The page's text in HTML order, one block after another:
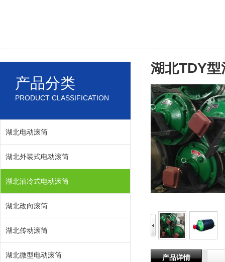
湖北TDY
产品详情
产品分类
PRODUCT CLASSIFICATION
湖北电动滚筒
湖北外装式电动滚筒
湖北油冷式电动滚筒
湖北改向滚筒
湖北传动滚筒
湖北微型电动滚筒